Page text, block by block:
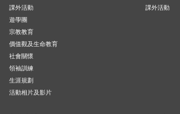
課外活動
遊學團
宗教教育
價值觀及生命教育
社會關懷
領袖訓練
生涯規劃
活動相片及影片
課外活動